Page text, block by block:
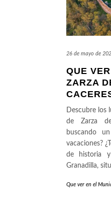
26 de mayo de
QUE
ZARZA
Descubre los
de Zarza
buscando
vacaciones?
de historia
Granadilla,
Que ver en el